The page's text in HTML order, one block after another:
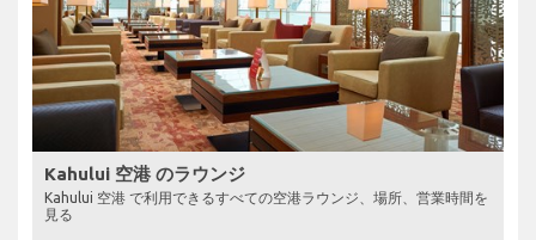
Kahului 空港 のラウンジ
Kahului 空港 で利用できるすべての空港ラウンジ、場所、営業時間を
見る